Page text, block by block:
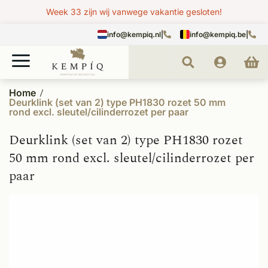
Week 33 zijn wij vanwege vakantie gesloten!
info@kempiq.nl info@kempiq.be
Home
Deurklink (set van 2) type PH1830 rozet 50 mm
rond excl. sleutel/cilinderrozet per paar
Deurklink (set van 2) type PH1830 rozet
50 mm rond excl. sleutel/cilinderrozet per
paar